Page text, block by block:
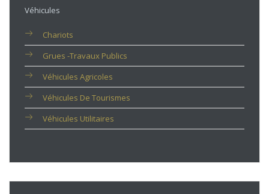
Véhicules
Chariots
Grues -travaux Publics
Véhicules Agricoles
Véhicules De Tourismes
Véhicules Utilitaires